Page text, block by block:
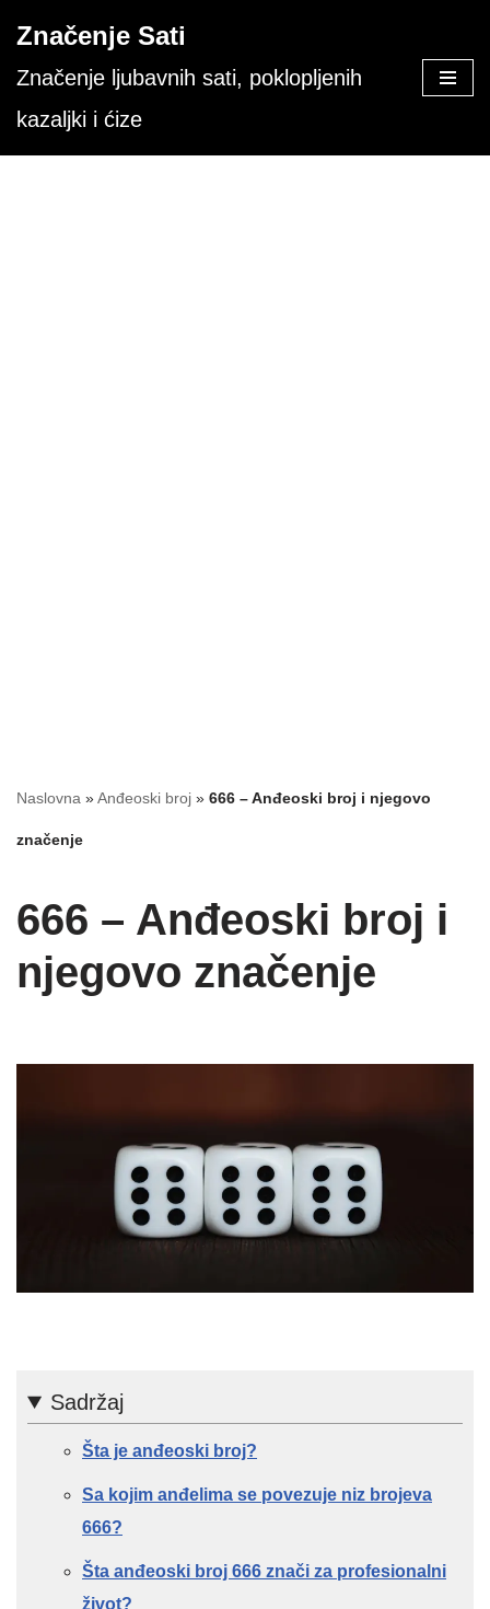
Skoči
na
sadržaj
Značenje Sati
Značenje ljubavnih sati, poklopljenih
kazaljki i ćize
Naslovna »Anđeoski broj » 666 – Anđeoski broj i njegovo
značenje
666 – Anđeoski broj i
njegovo značenje
Sadržaj
Šta je anđeoski broj?
Sa kojim anđelima se povezuje niz brojeva
666?
Šta anđeoski broj 666 znači za profesionalni
život?